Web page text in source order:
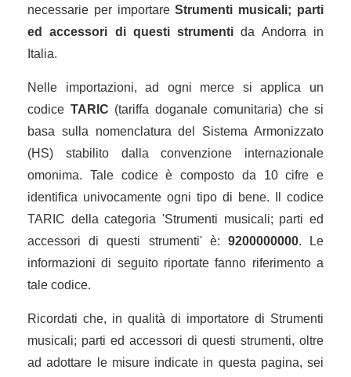
necessarie per importareStrumenti musicali; parti
ed accessori di questi strumenti da Andorra in
Italia.
Nelle importazioni, ad ogni merce si applica un
codice TARIC (tariffa doganale comunitaria) che si
basa sulla nomenclatura del Sistema Armonizzato
(HS) stabilito dalla convenzione internazionale
omonima. Tale codice è composto da 10 cifre e
identifica univocamente ogni tipo di bene. Il codice
TARIC della categoria 'Strumenti musicali; parti ed
accessori di questi strumenti' è: 9200000000. Le
informazioni di seguito riportate fanno riferimento a
tale codice.
Ricordati che, in qualità di importatore di Strumenti
musicali; parti ed accessori di questi strumenti, oltre
ad adottare le misure indicate in questa pagina, sei